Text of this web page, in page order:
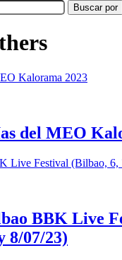
Buscar por
Kalorama 2023
del MEO
Live Festival (Bilbao, 6,
BBK Live
8/07/23)